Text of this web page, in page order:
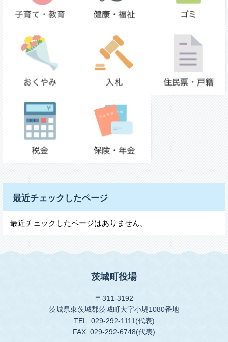
最近チェックしたページ
最近チェックしたページはありません。
茨城町役場
〒311-3192
茨城県東茨城郡茨城町大字小堤1080番地
TEL: 029-292-1111(代表)
FAX: 029-292-6748(代表)